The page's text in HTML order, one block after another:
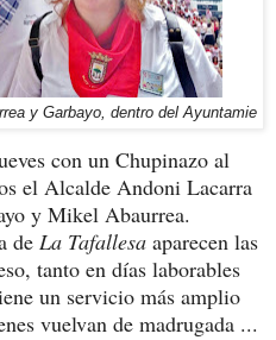
y Garbayo, dentro del Ayuntamie
con un Chupinazo al
el Alcalde Andoni Lacarra
y Mikel Abaurrea.
de La Tafallesa aparecen las
tanto en días laborables
un servicio más amplio
vuelvan de madrugada ...